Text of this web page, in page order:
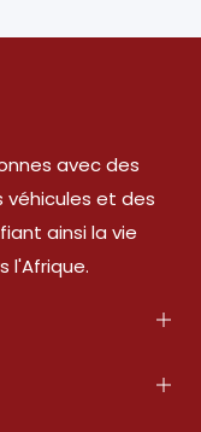
avec des
véhicules et des
ainsi la vie
l'Afrique.